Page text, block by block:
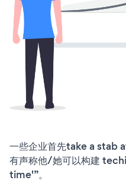
一些企业首先take a stab
有声称他/她可以构建
time'”。